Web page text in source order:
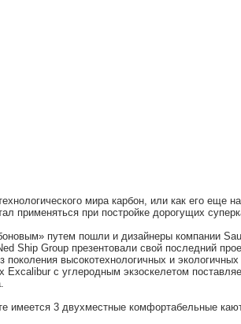
мира карбон, или как его еще
применяться при постройке дорогущих
путем пошли и дизайнеры компании
Ship Group презентовали свой последний
поколения высокотехнологичных и
Excalibur с углеродным экзоскелетом
имеется 3 двухместные комфортабельные